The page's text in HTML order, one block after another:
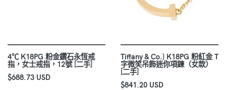
4℃ K18PG 粉金鑽石永恆戒
指，女士戒指，12號 [二手]
$688.73 USD
Tiffany & Co.) K18PG 粉紅金 T
字微笑吊飾迷你項鍊（女款）
[二手]
$841.20 USD